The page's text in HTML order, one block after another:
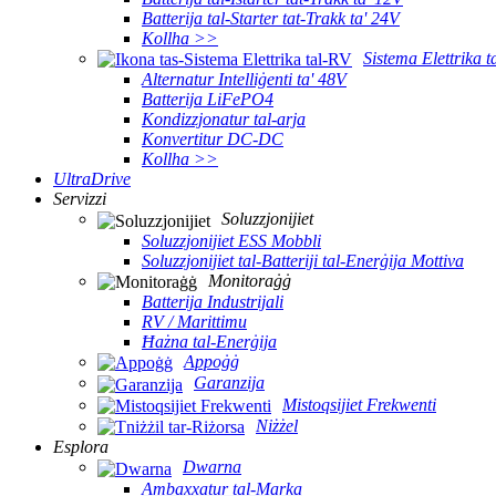
Batterija tal-Starter tat-Trakk ta' 24V
Kollha >>
Sistema Elettrika
Alternatur Intelliġenti ta' 48V
Batterija LiFePO4
Kondizzjonatur tal-arja
Konvertitur DC-DC
Kollha >>
UltraDrive
Servizzi
Soluzzjonijiet
Soluzzjonijiet ESS Mobbli
Soluzzjonijiet tal-Batteriji tal-Enerġija Mottiva
Monitoraġġ
Batterija Industrijali
RV / Marittimu
Ħażna tal-Enerġija
Appoġġ
Garanzija
Mistoqsijiet Frekwenti
Niżżel
Esplora
Dwarna
Ambaxxatur tal-Marka